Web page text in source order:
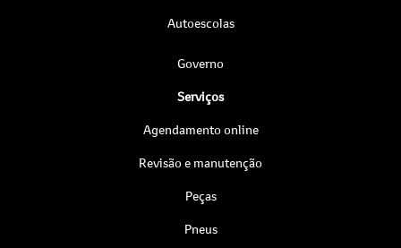
Autoescolas
Governo
Serviços
Agendamento online
Revisão e manutenção
Peças
Pneus